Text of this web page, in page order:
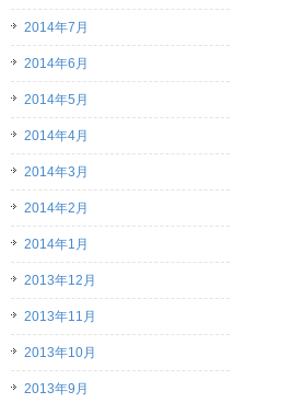
2014年7月
2014年6月
2014年5月
2014年4月
2014年3月
2014年2月
2014年1月
2013年12月
2013年11月
2013年10月
2013年9月